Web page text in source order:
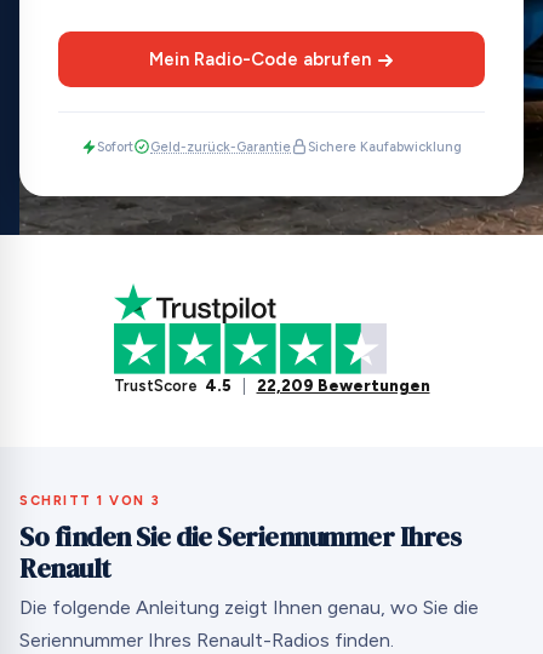
Mein Radio-Code abrufen
Sofort Geld-zurück-Garantie Sichere Kaufabwicklung
TrustScore 4.5 22,209 Bewertungen
SCHRITT 1 VON 3
So finden Sie die Seriennummer Ihres
Renault
Die folgende Anleitung zeigt Ihnen genau, wo Sie die
Seriennummer Ihres Renault-Radios finden.